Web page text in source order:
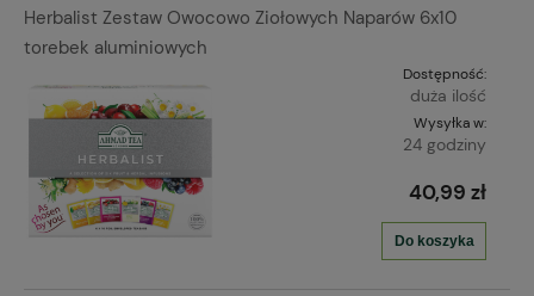
Herbalist Zestaw Owocowo Ziołowych Naparów 6x10
torebek aluminiowych
Dostępność:
duża ilość
Wysyłka w:
24 godziny
40,99 zł
Do koszyka